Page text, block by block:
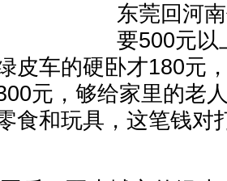
东莞回河
要500元以
皮车的硬卧才180元
元，够给家里的老
食和玩具，这笔钱对